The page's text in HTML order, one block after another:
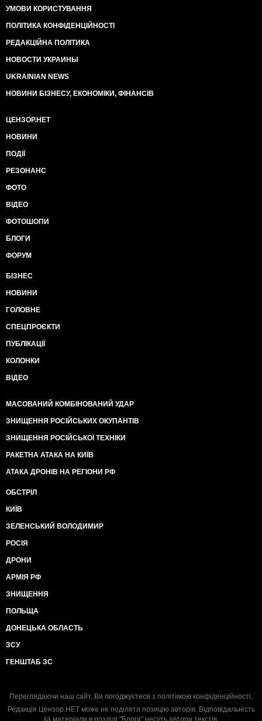
УМОВИ КОРИСТУВАННЯ
ПОЛІТИКА КОНФІДЕНЦІЙНОСТІ
РЕДАКЦІЙНА ПОЛІТИКА
НОВОСТИ УКРАИНЫ
UKRAINIAN NEWS
НОВИНИ БІЗНЕСУ, ЕКОНОМІКИ, ФІНАНСІВ
ЦЕНЗОР.НЕТ
НОВИНИ
ПОДІЇ
РЕЗОНАНС
ФОТО
ВІДЕО
ФОТОШОПИ
БЛОГИ
ФОРУМ
БІЗНЕС
НОВИНИ
ГОЛОВНЕ
СПЕЦПРОЄКТИ
ПУБЛІКАЦІЇ
КОЛОНКИ
ВІДЕО
МАСОВАНИЙ КОМБІНОВАНИЙ УДАР
ЗНИЩЕННЯ РОСІЙСЬКИХ ОКУПАНТІВ
ЗНИЩЕННЯ РОСІЙСЬКОЇ ТЕХНІКИ
РАКЕТНА АТАКА НА КИЇВ
АТАКА ДРОНІВ НА РЕГІОНИ РФ
ОБСТРІЛ
КИЇВ
ЗЕЛЕНСЬКИЙ ВОЛОДИМИР
РОСІЯ
ДРОНИ
АРМІЯ РФ
ЗНИЩЕННЯ
ПОЛЬЩА
ДОНЕЦЬКА ОБЛАСТЬ
ЗСУ
ГЕНШТАБ ЗС
Переглядаючи наш сайт, Ви погоджуєтеся з політикою конфіденційності.
Редакція Цензор.НЕТ може не поділяти позицію авторів. Відповідальність
за матеріали в розділі "Блоги" несуть автори текстів.